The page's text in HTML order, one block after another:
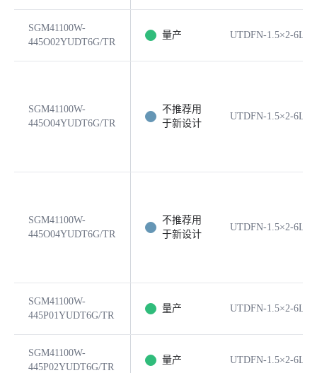
SGM41100W-
445O02YUDT6G/TR
量产 UTDFN-1.5×2-6L
SGM41100W-
445O04YUDT6G/TR
不推荐用
于新设计
UTDFN-1.5×2-6L
SGM41100W-
445O04YUDT6G/TR
不推荐用
于新设计
UTDFN-1.5×2-6L
SGM41100W-
445P01YUDT6G/TR
量产 UTDFN-1.5×2-6L
SGM41100W-
445P02YUDT6G/TR
量产 UTDFN-1.5×2-6L